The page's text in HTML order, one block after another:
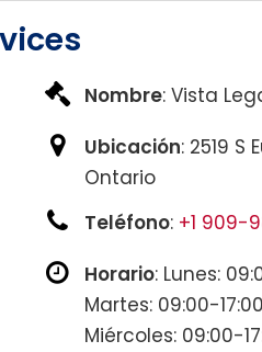
Nombre: Vista
Ubicación: 2519 S
Ontario
Teléfono: +1 909-
Horario: Lunes:
Martes: 09:00-17:00
Miércoles: 09:00-